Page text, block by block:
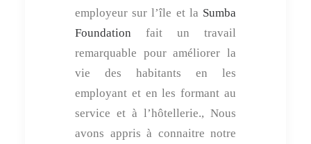
employeur sur l’île et la Sumba
Foundation fait un travail
remarquable pour améliorer la
vie des habitants en les
employant et en les formant au
service et à l’hôtellerie., Nous
avons appris à connaitre notre